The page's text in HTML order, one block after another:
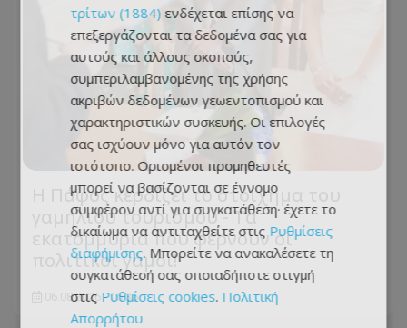
Η Πάφος κερδίζει το στοίχημα του
γαμήλιου τουρισμού - Τα
εκατομμύρια που φέρνουν οι
πολιτικοί γάμοι!
06.08.2026 - 15:35
τρίτων (1884) ενδέχεται επίσης να
επεξεργάζονται τα δεδομένα σας για
αυτούς και άλλους σκοπούς,
συμπεριλαμβανομένης της χρήσης
ακριβών δεδομένων γεωεντοπισμού και
χαρακτηριστικών συσκευής. Οι επιλογές
σας ισχύουν μόνο για αυτόν τον
ιστότοπο. Ορισμένοι προμηθευτές
μπορεί να βασίζονται σε έννομο
συμφέρον αντί για συγκατάθεση· έχετε το
δικαίωμα να αντιταχθείτε στις Ρυθμίσεις
διαφήμισης. Μπορείτε να ανακαλέσετε τη
συγκατάθεσή σας οποιαδήποτε στιγμή
στις Ρυθμίσεις cookies. Πολιτική
Απορρήτου